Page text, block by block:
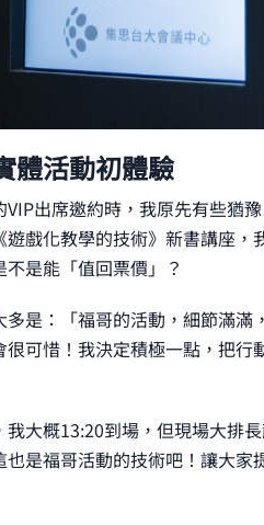
體活動初體驗
出席邀約時，我原先有些猶
戲化教學的技術》新書講座，
是能「值回票價」？
是：「福哥的活動，細節滿滿
可惜！我決定積極一點，把行
大概13:20到場，但現場大排
是福哥活動的技術吧！讓大家